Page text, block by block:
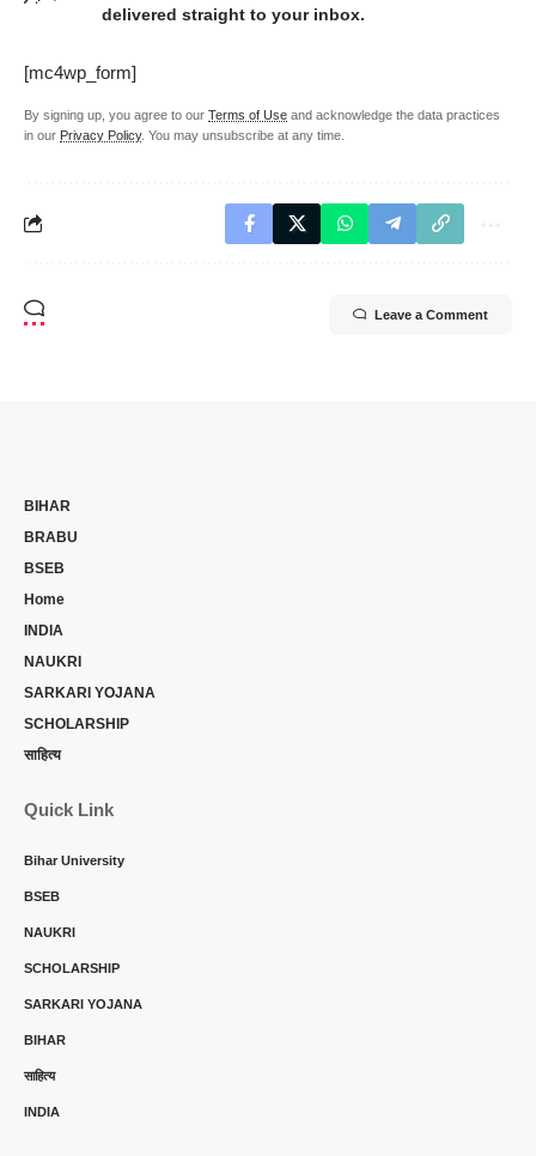
delivered straight to your inbox.
[mc4wp_form]
By signing up, you agree to our Terms of Use and acknowledge the data practices
in our Privacy Policy. You may unsubscribe at any time.
Leave a Comment
BIHAR
BRABU
BSEB
Home
INDIA
NAUKRI
SARKARI YOJANA
SCHOLARSHIP
साहित्य
Quick Link
Bihar University
BSEB
NAUKRI
SCHOLARSHIP
SARKARI YOJANA
BIHAR
साहित्य
INDIA